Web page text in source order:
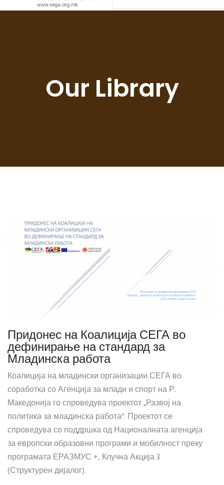
Our Library
Придонес на Коалиција СЕГА во
дефинирање на стандард за
Младинска работа
Коалиција на младински организации СЕГА во
соработка со Агенција за млади и спорт на Р.
Македонија го спроведува проектот „Развој на
политика за младинска работа“. Проектот се
спроведува со поддршка од Националната агенција
за европски образовни програми и мобилност преку
програмата ЕРАЗМУС +, Клучна Акција 3
(Структурен дијалог).